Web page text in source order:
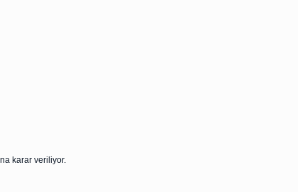
karar veriliyor.